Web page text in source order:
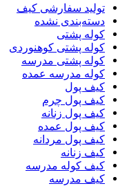
تولید سفارشی کیف
دسته‌بندی نشده
کوله پشتی
کوله پشتی کوهنوردی
کوله پشتی مدرسه
کوله مدرسه عمده
کیف پول
کیف پول چرم
کیف پول زنانه
کیف پول عمده
کیف پول مردانه
کیف زنانه
کیف کوله مدرسه
کیف مدرسه